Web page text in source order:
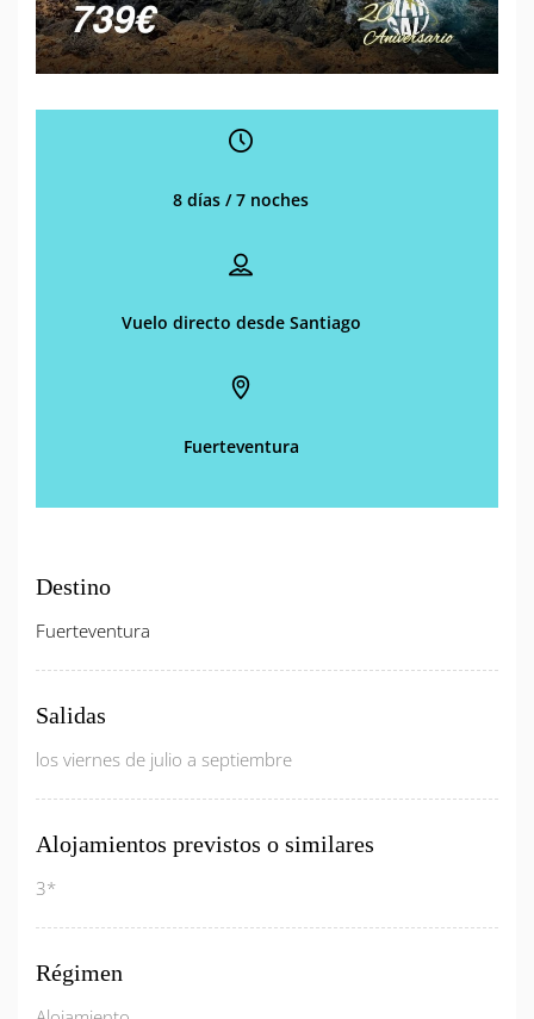
8 días / 7 noches
Vuelo directo desde Santiago
Fuerteventura
Destino
Fuerteventura
Salidas
los viernes de julio a septiembre
Alojamientos previstos o similares
3*
Régimen